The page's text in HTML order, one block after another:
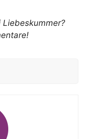
Liebeskummer?